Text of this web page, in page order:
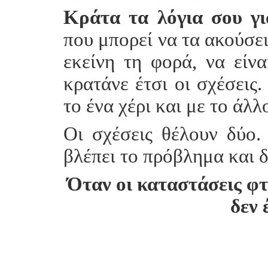
Κράτα τα λόγια σου
που μπορεί να τα
εκείνη τη φορά, να
κρατάνε έτσι οι
το ένα χέρι και με το
Οι σχέσεις θέλουν
βλέπει το πρόβλημα και
Όταν οι καταστάσεις
δεν